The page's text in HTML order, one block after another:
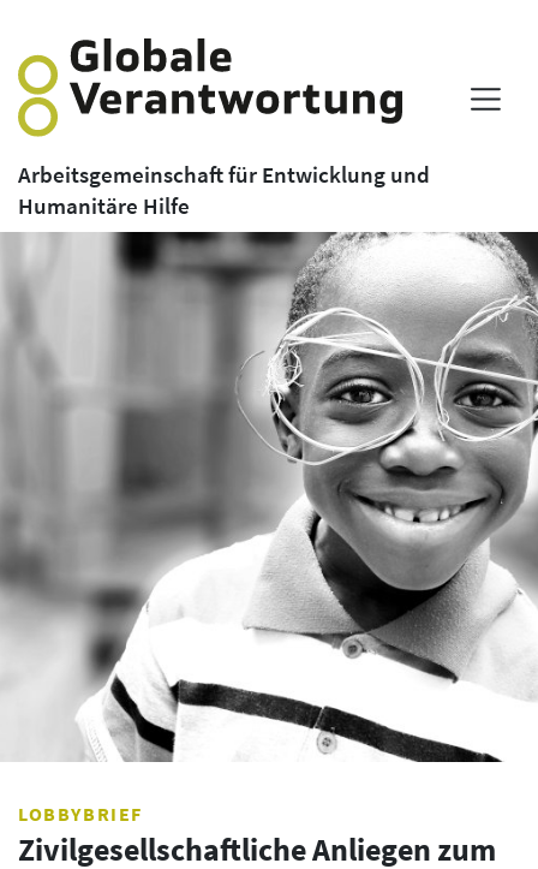
Arbeitsgemeinschaft für Entwicklung und
Humanitäre Hilfe
LOBBYBRIEF
Zivilgesellschaftliche Anliegen zum